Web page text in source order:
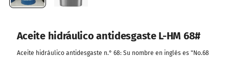
Aceite hidráulico antidesgaste L-HM 68#
Aceite hidráulico antidesgaste n.° 68: Su nombre en inglés es "No.68